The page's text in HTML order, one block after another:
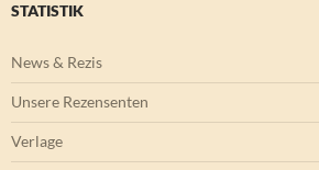
STATISTIK
News & Rezis
Unsere Rezensenten
Verlage